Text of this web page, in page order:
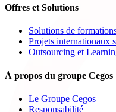
Offres et Solutions
Solutions de
Projets internationaux
Outsourcing et
À propos du groupe Cegos
Le Groupe Cegos
Responsabilité